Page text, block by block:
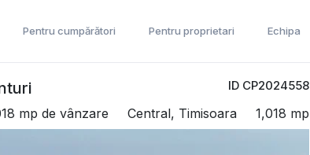
Pentru cumpărători Pentru proprietari Echipa
ID CP2024558
mp de vânzare Central, Timisoara 1,018 mp